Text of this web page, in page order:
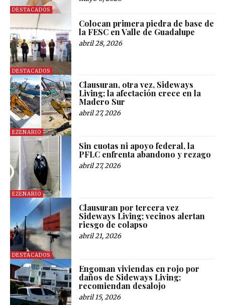
DESTACADOS
DESTACADOS
Colocan primera piedra de base de
la FESC en Valle de Guadalupe
abril 28, 2026
EZENARIO
Clausuran, otra vez, Sideways
Living; la afectación crece en la
Madero Sur
abril 27, 2026
EZENARIO
Sin cuotas ni apoyo federal, la
PFLC enfrenta abandono y rezago
abril 27, 2026
DESTACADOS
Clausuran por tercera vez
Sideways Living; vecinos alertan
riesgo de colapso
abril 21, 2026
Engoman viviendas en rojo por
daños de Sideways Living;
recomiendan desalojo
abril 15, 2026